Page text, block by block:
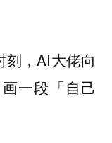
，AI大佬向
一段「自己